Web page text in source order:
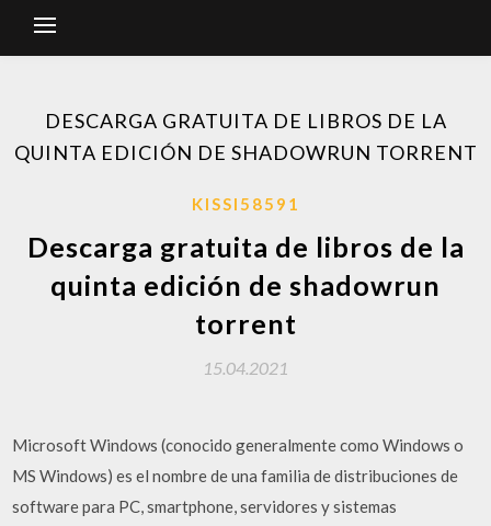
DESCARGA GRATUITA DE LIBROS DE LA
QUINTA EDICIÓN DE SHADOWRUN TORRENT
KISSI58591
Descarga gratuita de libros de la
quinta edición de shadowrun
torrent
15.04.2021
Microsoft Windows (conocido generalmente como Windows o
MS Windows) es el nombre de una familia de distribuciones de
software para PC, smartphone, servidores y sistemas